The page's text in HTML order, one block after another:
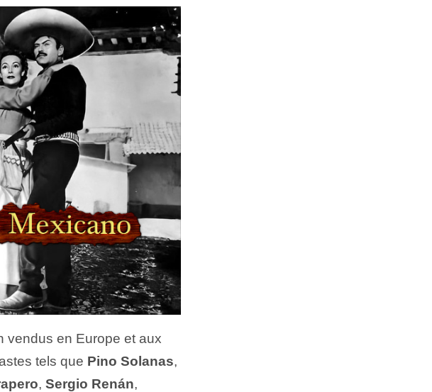
vendus en Europe et aux
tels que Pino Solanas,
, Sergio Renán,